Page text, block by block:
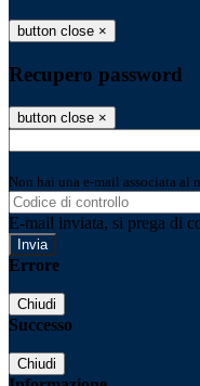
button close ×
Recupero password
button close ×
Non hai una e-mail associata al
E-mail inviata, si prega di
Errore
Chiudi
Successo
Chiudi